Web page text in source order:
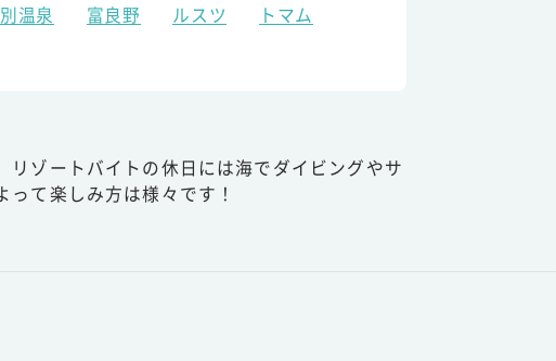
温泉 富良野 ルスツ
トマム
ゾートバイトの休日には海でダイビングやサ
て楽しみ方は様々です！